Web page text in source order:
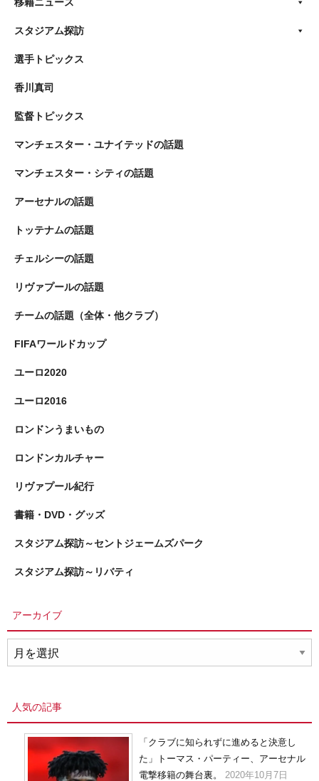
スタジアム探訪
選手トピックス
香川真司
監督トピックス
マンチェスター・ユナイテッドの話題
マンチェスター・シティの話題
アーセナルの話題
トッテナムの話題
チェルシーの話題
リヴァプールの話題
チームの話題（全体・他クラブ）
FIFAワールドカップ
ユーロ2020
ユーロ2016
ロンドンうまいもの
ロンドンカルチャー
リヴァプール紀行
書籍・DVD・グッズ
スタジアム探訪～セントジェームズパーク
スタジアム探訪～リバティ
アーカイブ
ー
人気の記事
「クラブに知られずに進めると決意し
た」トーマス・パーティー、アーセナル
電撃移籍の舞台裏。
2020年10月7日